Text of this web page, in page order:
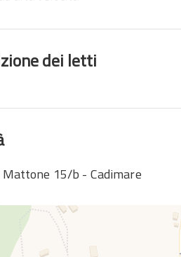
dei letti
15/b - Cadimare